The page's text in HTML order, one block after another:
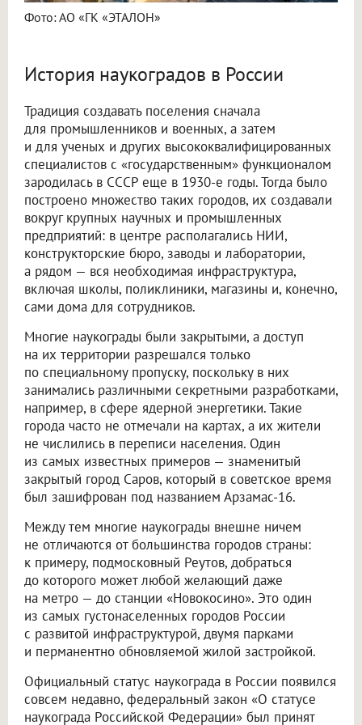
Фото: АО «ГК «ЭТАЛОН»
История наукоградов в России
Традиция создавать поселения сначала
для промышленников и военных, а затем
и для ученых и других высококвалифицированных
специалистов с «государственным» функционалом
зародилась в СССР еще в 1930-е годы. Тогда было
построено множество таких городов, их создавали
вокруг крупных научных и промышленных
предприятий: в центре располагались НИИ,
конструкторские бюро, заводы и лаборатории,
а рядом — вся необходимая инфраструктура,
включая школы, поликлиники, магазины и, конечно,
сами дома для сотрудников.
Многие наукограды были закрытыми, а доступ
на их территории разрешался только
по специальному пропуску, поскольку в них
занимались различными секретными разработками,
например, в сфере ядерной энергетики. Такие
города часто не отмечали на картах, а их жители
не числились в переписи населения. Один
из самых известных примеров — знаменитый
закрытый город Саров, который в советское время
был зашифрован под названием Арзамас-16.
Между тем многие наукограды внешне ничем
не отличаются от большинства городов страны:
к примеру, подмосковный Реутов, добраться
до которого может любой желающий даже
на метро — до станции «Новокосино». Это один
из самых густонаселенных городов России
с развитой инфраструктурой, двумя парками
и перманентно обновляемой жилой застройкой.
Официальный статус наукограда в России появился
совсем недавно, федеральный закон «О статусе
наукограда Российской Федерации» был принят